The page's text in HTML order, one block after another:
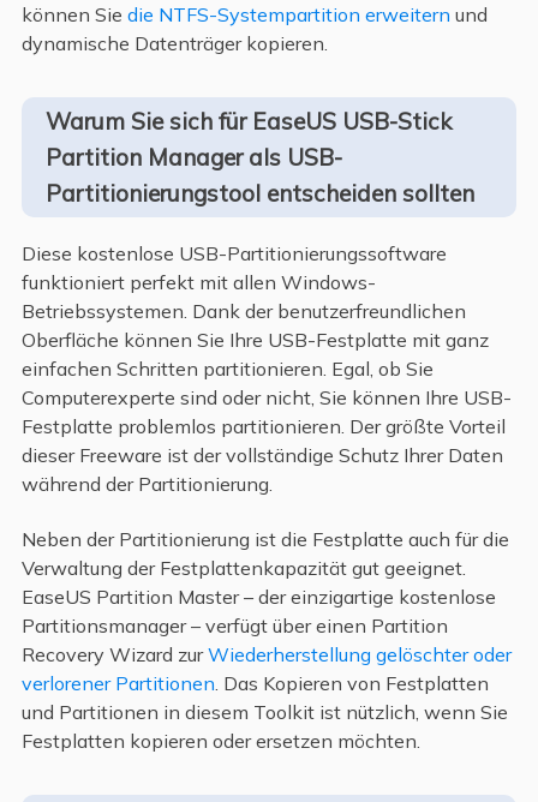
können Sie die NTFS-Systempartition erweitern und
dynamische Datenträger kopieren.
Warum Sie sich für EaseUS USB-Stick
Partition Manager als USB-
Partitionierungstool entscheiden sollten
Diese kostenlose USB-Partitionierungssoftware
funktioniert perfekt mit allen Windows-
Betriebssystemen. Dank der benutzerfreundlichen
Oberfläche können Sie Ihre USB-Festplatte mit ganz
einfachen Schritten partitionieren. Egal, ob Sie
Computerexperte sind oder nicht, Sie können Ihre USB-
Festplatte problemlos partitionieren. Der größte Vorteil
dieser Freeware ist der vollständige Schutz Ihrer Daten
während der Partitionierung.
Neben der Partitionierung ist die Festplatte auch für die
Verwaltung der Festplattenkapazität gut geeignet.
EaseUS Partition Master – der einzigartige kostenlose
Partitionsmanager – verfügt über einen Partition
Recovery Wizard zurWiederherstellung gelöschter oder
verlorener Partitionen. Das Kopieren von Festplatten
und Partitionen in diesem Toolkit ist nützlich, wenn Sie
Festplatten kopieren oder ersetzen möchten.